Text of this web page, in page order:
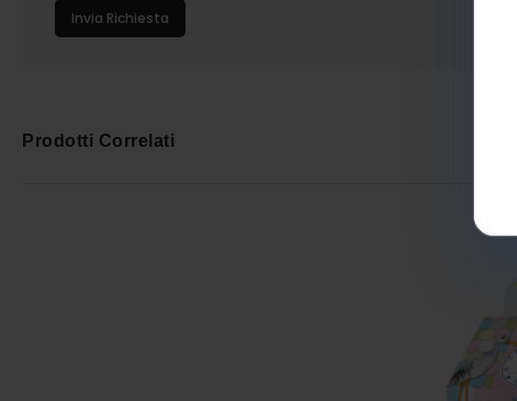
Invia Richiesta
Prodotti Correlati